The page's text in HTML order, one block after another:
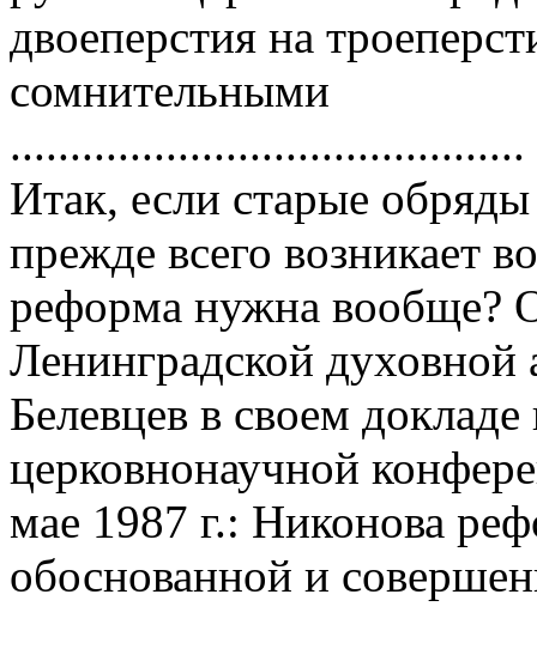
двоепеpстия на
сомнительными
...........................................
Итак, если стаpые
пpежде всего возникает
pефоpма нужна вообще?
Ленингpадской
Белевцев в своем
цеpковнонаучной
мае 1987 г.: Hиконова
обоснованной и